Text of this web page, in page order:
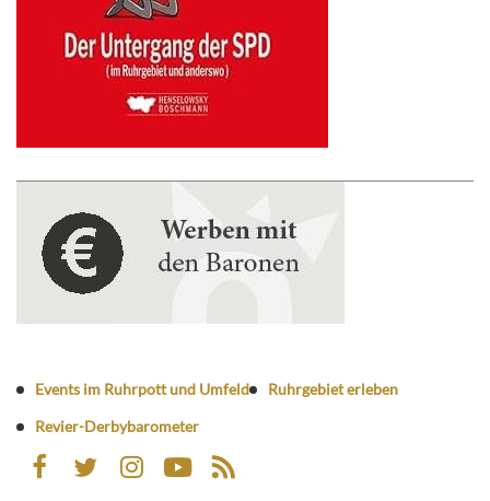
Events im Ruhrpott und Umfeld
Ruhrgebiet erleben
Revier-Derbybarometer